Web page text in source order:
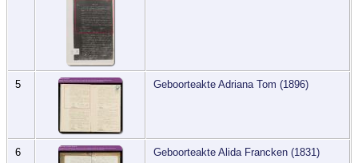
5 Geboorteakte Adriana Tom (1896)
6 Geboorteakte Alida Francken (1831)